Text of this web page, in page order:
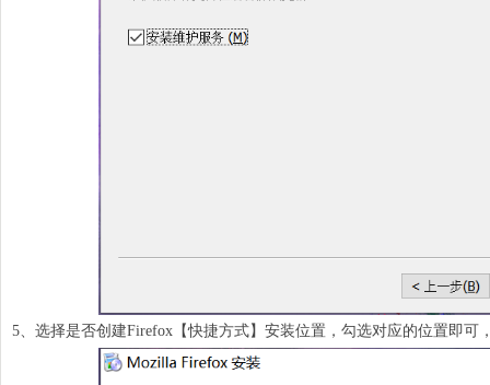
5、选择是否创建Firefox【快捷方式】安装位置，勾选对应的位置即可